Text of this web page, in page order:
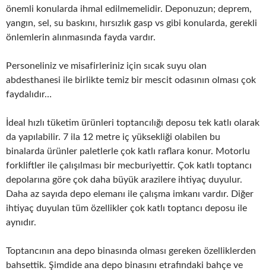
önemli konularda ihmal edilmemelidir. Deponuzun; deprem,
yangın, sel, su baskını, hırsızlık gasp vs gibi konularda, gerekli
önlemlerin alınmasında fayda vardır.
Personeliniz ve misafirleriniz için sıcak suyu olan
abdesthanesi ile birlikte temiz bir mescit odasının olması çok
faydalıdır…
İdeal hızlı tüketim ürünleri toptancılığı deposu tek katlı olarak
da yapılabilir. 7 ila 12 metre iç yüksekliği olabilen bu
binalarda ürünler paletlerle çok katlı raflara konur. Motorlu
forkliftler ile çalışılması bir mecburiyettir. Çok katlı toptancı
depolarına göre çok daha büyük arazilere ihtiyaç duyulur.
Daha az sayıda depo elemanı ile çalışma imkanı vardır. Diğer
ihtiyaç duyulan tüm özellikler çok katlı toptancı deposu ile
aynıdır.
Toptancının ana depo binasında olması gereken özelliklerden
bahsettik. Şimdide ana depo binasını etrafındaki bahçe ve